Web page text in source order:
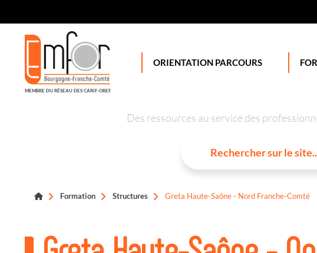
MEMBRE DU RÉSEAU DES CARIF-OREF
ORIENTATION PARCOURS
Des ressources au service des
Formation Structures Greta Haute-Saône - Nord Franche-Comté